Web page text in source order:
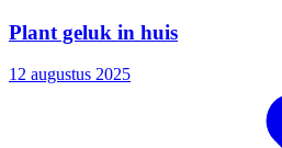
Plant geluk in huis
12 augustus 2025